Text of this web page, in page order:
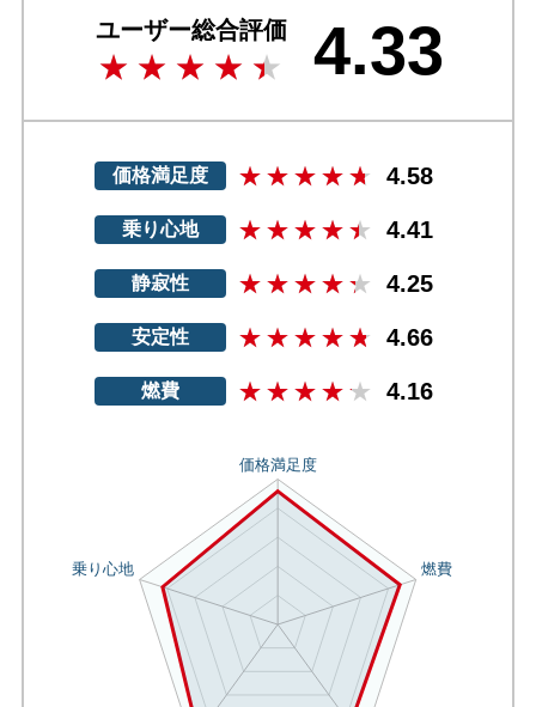
ユーザー総合評価 4.33
価格満足度 4.58
乗り心地 4.41
静寂性 4.25
安定性 4.66
燃費 4.16